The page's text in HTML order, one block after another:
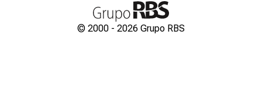
© 2000 - 2026 Grupo RBS